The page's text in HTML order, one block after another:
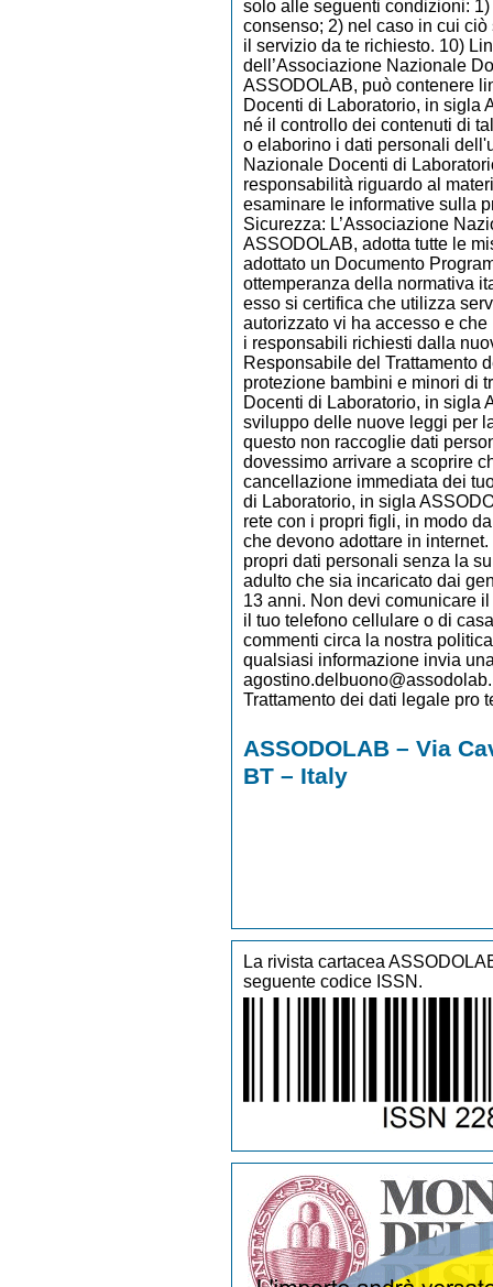
ASSODOLAB – Via
BT – Italy
La rivista cartacea
seguente codice ISSN.